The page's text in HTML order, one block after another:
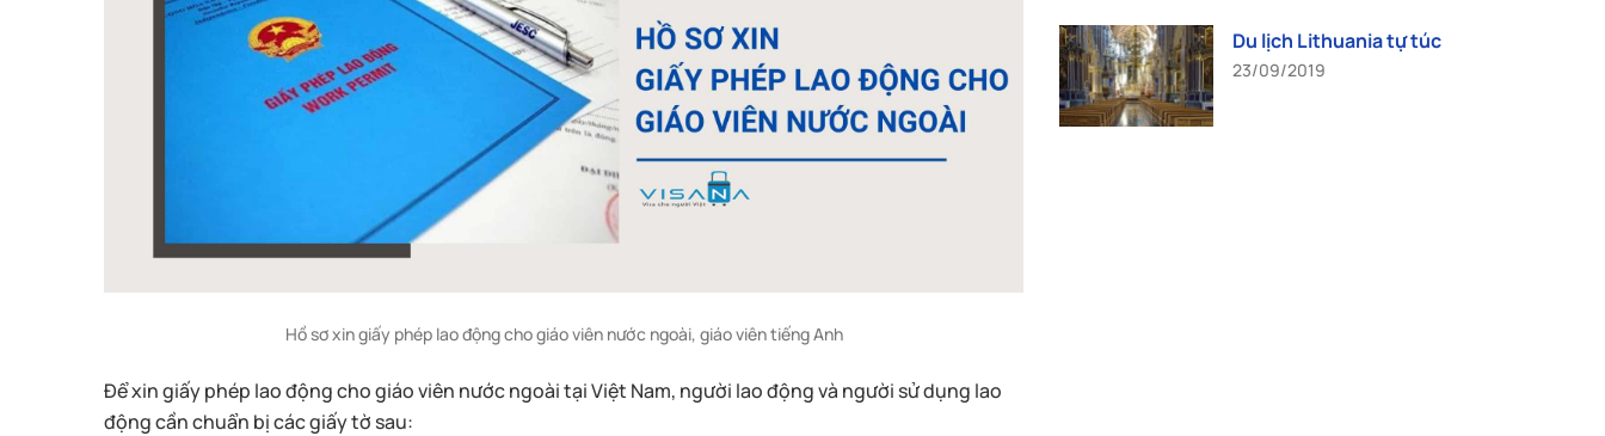
Hồ sơ xin giấy phép lao động cho giáo viên nước ngoài, giáo viên tiếng Anh
Để xin giấy phép lao động cho giáo viên nước ngoài tại Việt Nam, người lao động và người sử dụng lao
động cần chuẩn bị các giấy tờ sau:
Du lịch Lithuania tự túc
23/09/2019